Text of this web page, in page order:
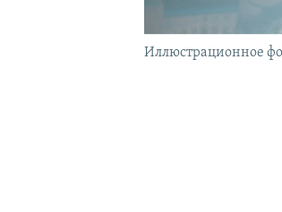
Иллюстрационное